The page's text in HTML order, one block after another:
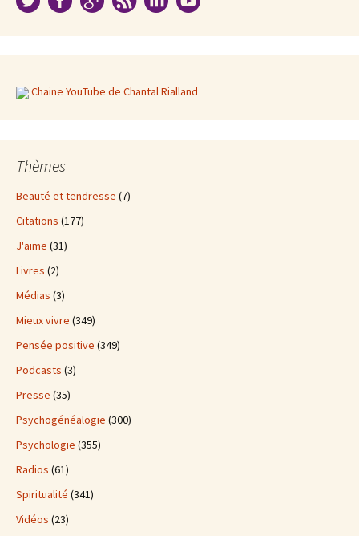
Chaine YouTube de Chantal Rialland
Thèmes
Beauté et tendresse (7)
Citations (177)
J'aime (31)
Livres (2)
Médias (3)
Mieux vivre (349)
Pensée positive (349)
Podcasts (3)
Presse (35)
Psychogénéalogie (300)
Psychologie (355)
Radios (61)
Spiritualité (341)
Vidéos (23)